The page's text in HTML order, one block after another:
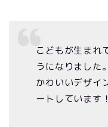
こどもが生まれ
うになりました。
かわいいデザイ
ートしています！